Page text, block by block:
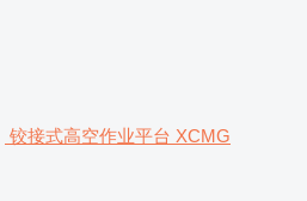
铰接式高空作业平台 XCMG